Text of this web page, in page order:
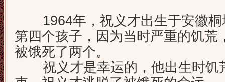
1964年，祝义才出生于安徽桐
第四个孩子，因为当时严重的饥荒
被饿死了两个。
祝义才是幸运的，他出生时饥